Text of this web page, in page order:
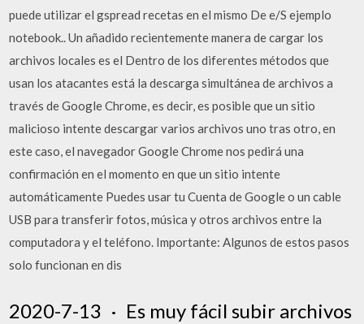
puede utilizar el gspread recetas en el mismo De e/S ejemplo
notebook.. Un añadido recientemente manera de cargar los
archivos locales es el Dentro de los diferentes métodos que
usan los atacantes está la descarga simultánea de archivos a
través de Google Chrome, es decir, es posible que un sitio
malicioso intente descargar varios archivos uno tras otro, en
este caso, el navegador Google Chrome nos pedirá una
confirmación en el momento en que un sitio intente
automáticamente Puedes usar tu Cuenta de Google o un cable
USB para transferir fotos, música y otros archivos entre la
computadora y el teléfono. Importante: Algunos de estos pasos
solo funcionan en dis
2020-7-13 · Es muy fácil subir archivos